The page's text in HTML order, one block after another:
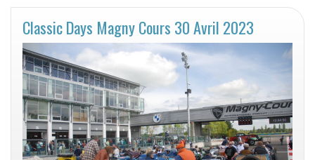
Classic Days Magny Cours 30 Avril 2023